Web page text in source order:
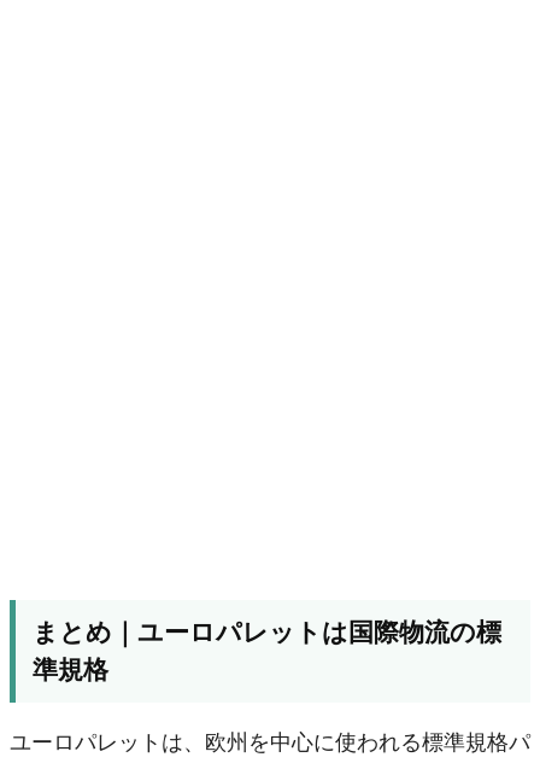
まとめ｜ユーロパレットは国際物流の標
準規格
ユーロパレットは、欧州を中心に使われる標準規格パ